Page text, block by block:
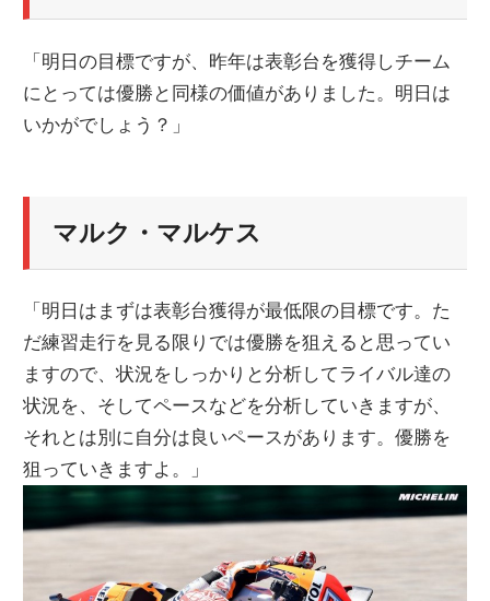
「明日の目標ですが、昨年は表彰台を獲得しチーム
にとっては優勝と同様の価値がありました。明日は
いかがでしょう？」
マルク・マルケス
「明日はまずは表彰台獲得が最低限の目標です。た
だ練習走行を見る限りでは優勝を狙えると思ってい
ますので、状況をしっかりと分析してライバル達の
状況を、そしてペースなどを分析していきますが、
それとは別に自分は良いペースがあります。優勝を
狙っていきますよ。」